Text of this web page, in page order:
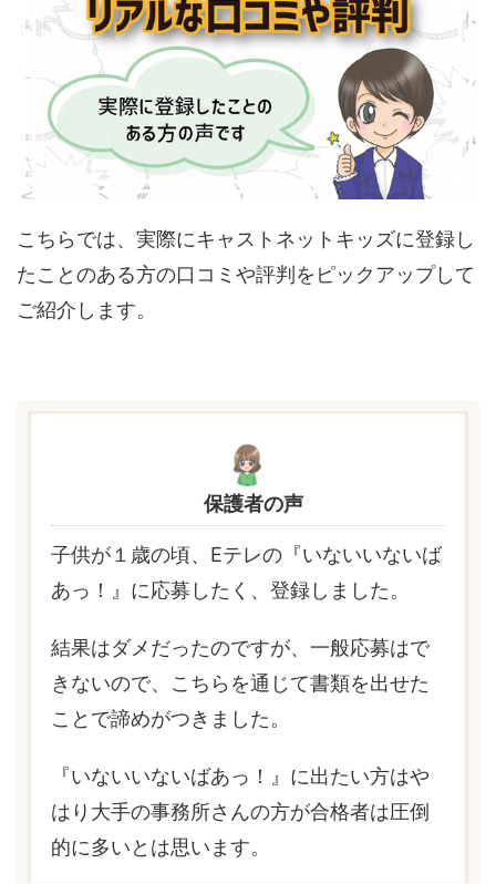
こちらでは、実際にキャストネットキッズに登録し
たことのある方の口コミや評判をピックアップして
ご紹介します。
保護者の声
子供が１歳の頃、Eテレの『いないいないば
あっ！』に応募したく、登録しました。
結果はダメだったのですが、一般応募はで
きないので、こちらを通じて書類を出せた
ことで諦めがつきました。
『いないいないばあっ！』に出たい方はや
はり大手の事務所さんの方が合格者は圧倒
的に多いとは思います。